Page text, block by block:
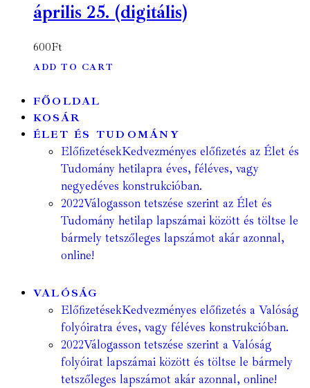
április 25. (digitális)
600Ft
ADD TO CART
FŐOLDAL
KOSÁR
ÉLET ÉS TUDOMÁNY
ElőfizetésekKedvezményes előfizetés az Élet és
Tudomány hetilapra éves, féléves, vagy
negyedéves konstrukcióban.
2022Válogasson tetszése szerint az Élet és
Tudomány hetilap lapszámai között és töltse le
bármely tetszőleges lapszámot akár azonnal,
online!
VALÓSÁG
ElőfizetésekKedvezményes előfizetés a Valóság
folyóiratra éves, vagy féléves konstrukcióban.
2022Válogasson tetszése szerint a Valóság
folyóirat lapszámai között és töltse le bármely
tetszőleges lapszámot akár azonnal, online!